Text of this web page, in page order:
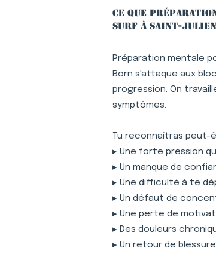
Ce que
surf à Saint-
Préparation mentale
Born s'attaque aux
progression. On
symptômes.
Tu reconnaîtras peut-
▸ Une forte pression
▸ Un manque de
▸ Une difficulté à te
▸ Un défaut de
▸ Une perte de
▸ Des douleurs
▸ Un retour de